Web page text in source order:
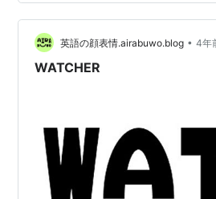
粗末で、迷惑をかけたと思ってい
思うには、最初又左衛門が乱心し
中根小右衛門に御預けとなり、２人
六のところに引き取り、御預けとな
英語の顔表情.airabuwo.blog • 4年
WATCHER